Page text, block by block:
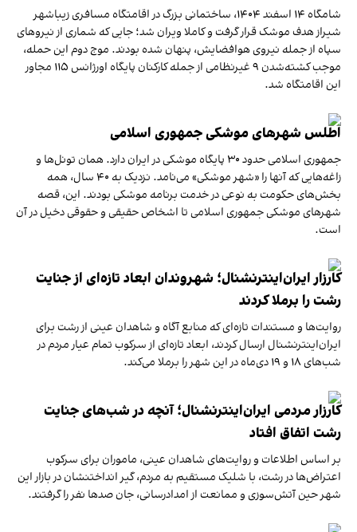
شامگاه ۱۴ اسفند ۱۴۰۴، ساختمانی بزرگ در اقامتگاه مسافری زیباشهر
شیراز هدف موشک قرار گرفت و کاملا ویران شد؛ جایی که شماری از نیروهای
سپاه از جمله نیروی هوافضایش، پنهان شده بودند. موج دوم این حمله،
موجب کشته‌شدن ۹ غیرنظامی از جمله کارکنان پایگاه اورژانس ۱۱۵ مجاور
این اقامتگاه شد.
اطلس شهرهای موشکی جمهوری اسلامی
جمهوری اسلامی حدود ۳۰ پایگاه موشکی در ایران دارد. همان تونل‌ها و
زاغه‌هایی که آنها را «شهر موشکی» می‌نامد. نزدیک به ۴۰ سال، همه
بخش‌های حکومت به نوعی در خدمت برنامه موشکی بودند. این، قصه
شهرهای موشکی جمهوری اسلامی تا اشخاص حقیقی و حقوقی دخیل در آن
است.
کارزار ایران‌اینترنشنال؛ شهروندان ابعاد تازه‌ای از جنایت
رشت را برملا کردند
روایت‌ها و مستندات تازه‌ای که منابع آگاه و شاهدان عینی از رشت برای
ایران‌اینترنشنال ارسال کردند، ابعاد تازه‌ای از سرکوب تمام عیار مردم در
شب‌های ۱۸ و ۱۹ دی‌ماه در این شهر را برملا می‌کند.
کارزار مردمی ایران‌اینترنشنال؛ آنچه در شب‌های جنایت
رشت اتفاق افتاد
بر اساس اطلاعات و روایت‌های شاهدان عینی، ماموران برای سرکوب
اعتراض‌ها در رشت، با شلیک مستقیم به مردم، گیر انداختنشان در بازار این
شهر حین آتش‌سوزی و ممانعت از امداد‌رسانی، جان صد‌ها نفر را گرفتند.